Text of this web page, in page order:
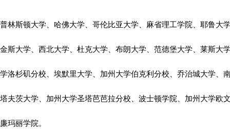
普林斯顿大学、哈佛大学、哥伦比亚大学、麻省理工学院、耶鲁大
金斯大学、西北大学、杜克大学、布朗大学、范德堡大学、莱斯大
学洛杉矶分校、埃默里大学、加州大学伯克利分校、乔治城大学、
塔夫茨大学、加州大学圣塔芭芭拉分校、波士顿学院、加州大学欧
廉玛丽学院。